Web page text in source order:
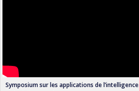
Symposium sur les applications de l’intelligence